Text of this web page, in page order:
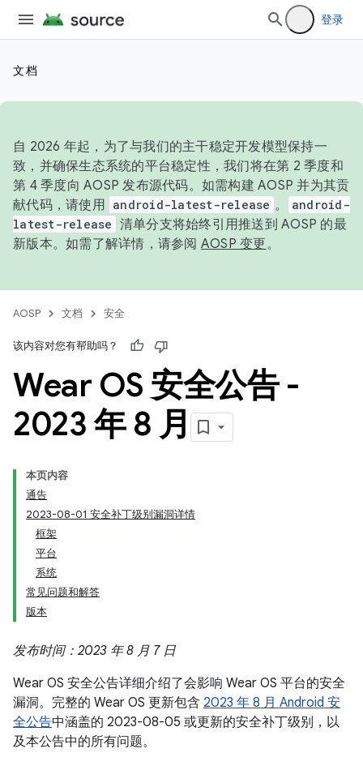
登录
文档
自 2026 年起，为了与我们的主干稳定开发模型保持一
致，并确保生态系统的平台稳定性，我们将在第 2 季度和
第 4 季度向 AOSP 发布源代码。如需构建 AOSP 并为其贡
献代码，请使用 android-latest-release 。
android-
latest-release 清单分支将始终引用推送到 AOSP 的最
新版本。如需了解详情，请参阅 AOSP 变更。
AOSP 文档 安全
该内容对您有帮助吗？
Wear OS 安全公告 -
2023 年 8 月
本页内容
通告
2023-08-01 安全补丁级别漏洞详情
框架
平台
系统
常见问题和解答
版本
发布时间：2023 年 8 月 7 日
Wear OS 安全公告详细介绍了会影响 Wear OS 平台的安全
漏洞。完整的 Wear OS 更新包含 2023 年 8 月 Android 安
全公告中涵盖的 2023-08-05 或更新的安全补丁级别，以
及本公告中的所有问题。